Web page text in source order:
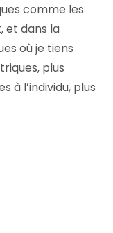
comme les
et dans la
où je tiens
plus
à l’individu, plus